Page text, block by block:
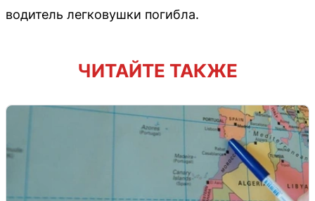
водитель легковушки погибла.
ЧИТАЙТЕ ТАКЖЕ